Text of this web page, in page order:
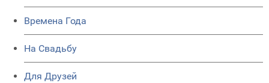
Времена Года
На Свадьбу
Для Друзей